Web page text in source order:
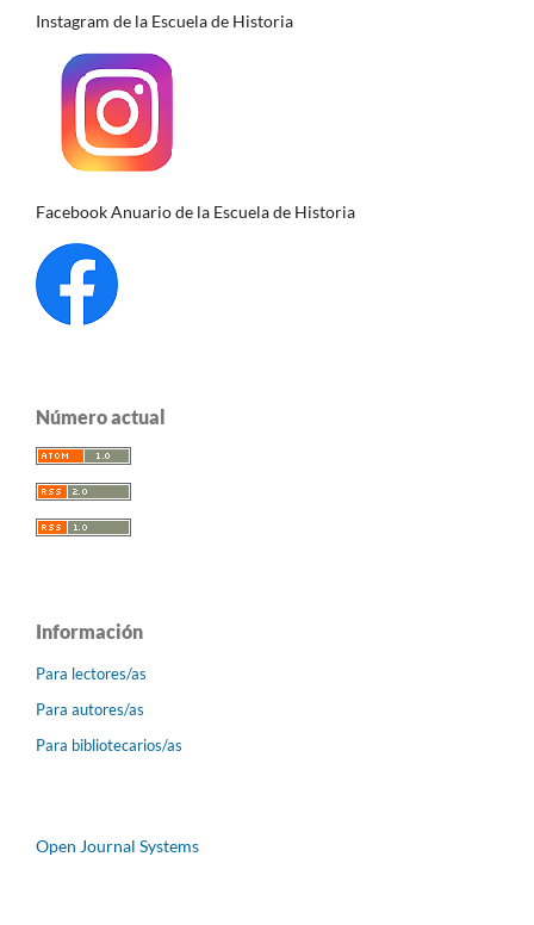
Instagram de la Escuela de Historia
Facebook Anuario de la Escuela de Historia
Número actual
Información
Para lectores/as
Para autores/as
Para bibliotecarios/as
Open Journal Systems